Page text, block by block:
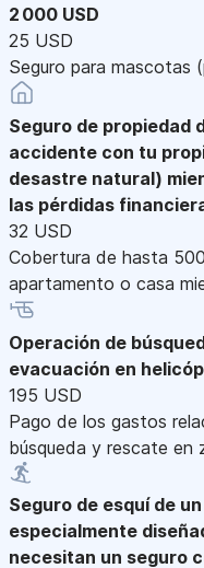
2 000 USD
25 USD
Seguro para mascotas
Seguro de propiedad
accidente con tu
desastre natural)
las pérdidas
32 USD
Cobertura de hasta
apartamento o casa
Operación de
evacuación en
195 USD
Pago de los gastos
búsqueda y rescate en
Seguro de esquí de
especialmente
necesitan un seguro